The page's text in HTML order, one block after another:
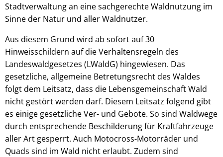
Stadtverwaltung an eine sachgerechte Waldnutzung im
Sinne der Natur und aller Waldnutzer.
Aus diesem Grund wird ab sofort auf 30
Hinweisschildern auf die Verhaltensregeln des
Landeswaldgesetzes (LWaldG) hingewiesen. Das
gesetzliche, allgemeine Betretungsrecht des Waldes
folgt dem Leitsatz, dass die Lebensgemeinschaft Wald
nicht gestört werden darf. Diesem Leitsatz folgend gibt
es einige gesetzliche Ver- und Gebote. So sind Waldwege
durch entsprechende Beschilderung für Kraftfahrzeuge
aller Art gesperrt. Auch Motocross-Motorräder und
Quads sind im Wald nicht erlaubt. Zudem sind